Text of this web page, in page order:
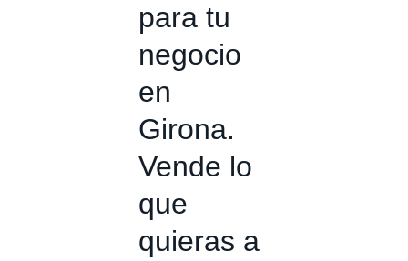
para tu
negocio
en
Girona.
Vende lo
que
quieras a